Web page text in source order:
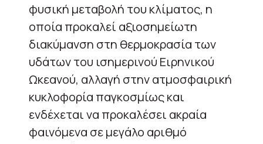
φυσική μεταβολή του κλίματος, η
οποία προκαλεί αξιοσημείωτη
διακύμανση στη θερμοκρασία των
υδάτων του ισημερινού Ειρηνικού
Ωκεανού, αλλαγή στην ατμοσφαιρική
κυκλοφορία παγκοσμίως και
ενδέχεται να προκαλέσει ακραία
φαινόμενα σε μεγάλο αριθμό